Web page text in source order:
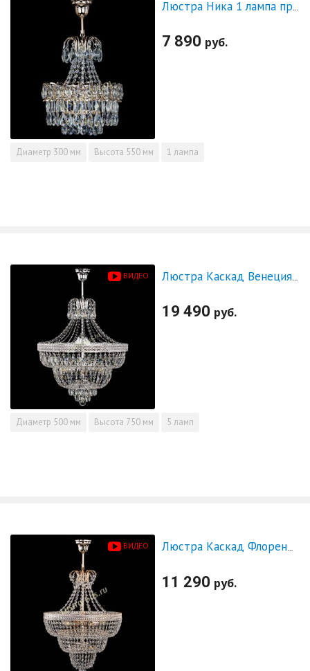
7 890 руб.
Диаметр 300 мм Высота 550 мм 1 лампа
ВИДЕО Люстра Каскад Венеция №5 с подвесом
19 490 руб.
Диаметр 500 мм Высота 750 мм 5 ламп
ВИДЕО Люстра Каскад Флоренция обтикон №5 с подвесом
11 290 руб.